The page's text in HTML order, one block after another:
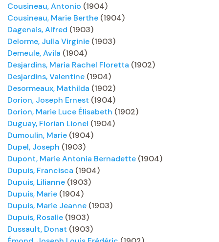
Cousineau, Antonio (1904)
Cousineau, Marie Berthe (1904)
Dagenais, Alfred (1903)
Delorme, Julia Virginie (1903)
Demeule, Avila (1904)
Desjardins, Maria Rachel Floretta (1902)
Desjardins, Valentine (1904)
Desormeaux, Mathilda (1902)
Dorion, Joseph Ernest (1904)
Dorion, Marie Luce Élisabeth (1902)
Duguay, Florian Lionel (1904)
Dumoulin, Marie (1904)
Dupel, Joseph (1903)
Dupont, Marie Antonia Bernadette (1904)
Dupuis, Francisca (1904)
Dupuis, Lilianne (1903)
Dupuis, Marie (1904)
Dupuis, Marie Jeanne (1903)
Dupuis, Rosalie (1903)
Dussault, Donat (1903)